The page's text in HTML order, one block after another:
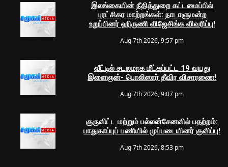
இலங்கையின் நீதித்துறை கட்டமைப்பில்
புரட்சிகர மாற்றங்கள்: நாடாளுமன்ற
உறுப்பினர் ஹிருணி விஜேசிங்க விவரிப்பு!
Aug 7th 2026, 9:57 pm
வீட்டில் சடலமாக மீட்கப்பட்ட 19 வயது
இளைஞன்- பொலிஸார் தீவிர விசாரணை!
Aug 7th 2026, 9:07 pm
குருவிட்ட மற்றும் பல்லன்சேனவில் பதற்றம்:
பாதுகாப்புப் பணியில் முப்படையினர் குவிப்பு!
Aug 7th 2026, 8:53 pm